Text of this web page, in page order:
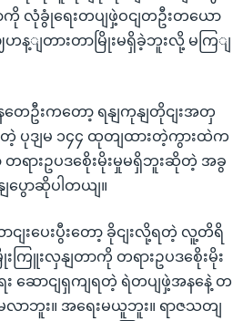
လုံခွုံရေးတပျဖှဲ့ဝငျတဦးတယော
ဟန့ျတားတာမြိုးမရှိခဲ့ဘူးလို့ မကြျ
ေဦးကတော့ ရနျကုနျတိုငျးအတှ
တဲ့ ပုဒျမ ၁၄၄ ထုတျထားတဲ့ကွားထဲက
ရားဥပဒစေိုးမိုးမှုမရှိဘူးဆိုတဲ့ အခွ
ောဆိုပါတယျ။
ငျးပေးပွီးတော့ ခိုငျးလို့ရတဲ့ လူ့တိရိ
ကြူးလှနျတာကို တရားဥပဒစေိုးမိုး
း ဆောငျရှကျရတဲ့ ရဲတပျဖှဲ့အနနေဲ့ တ
ာဘူး။ အရေးမယူဘူး။ ရာဇသတျ